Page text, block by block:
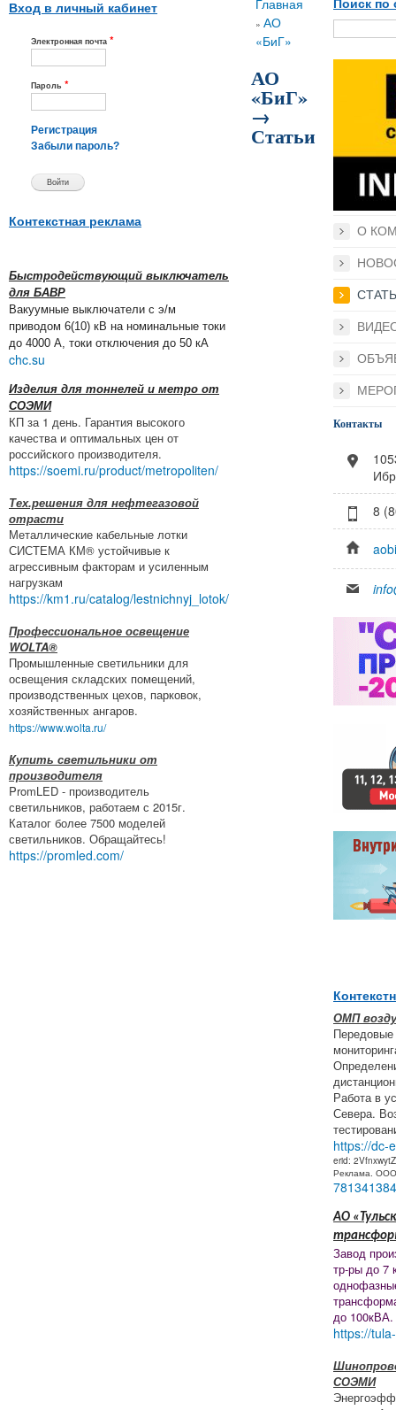
Вход в личный кабинет
Электронная почта *
Пароль *
Регистрация
Забыли пароль?
Контекстная реклама
Быстродействующий выключатель
для БАВР
Вакуумные выключатели с э/м
приводом 6(10) кВ на номинальные токи
до 4000 А, токи отключения до 50 кА
chc.su
Изделия для тоннелей и метро от
СОЭМИ
КП за 1 день. Гарантия высокого
качества и оптимальных цен от
российского производителя.
https://soemi.ru/product/metropoliten/
Тех.решения для нефтегазовой
отрасти
Металлические кабельные лотки
СИСТЕМА КМ® устойчивые к
агрессивным факторам и усиленным
нагрузкам
https://km1.ru/catalog/lestnichnyj_lotok/
Профессиональное освещение
WOLTA®
Промышленные светильники для
освещения складских помещений,
производственных цехов, парковок,
хозяйственных ангаров.
https://www.wolta.ru/
Купить светильники от
производителя
PromLED - производитель
светильников, работаем с 2015г.
Каталог более 7500 моделей
светильников. Обращайтесь!
https://promled.com/
Вы здесь
Главная
» АО
«БиГ»
АО
«БиГ»
→
Статьи
Поиск по
О
Контакты
8
ОМП
Работа в
Севера.
https://dc-
erid:
Реклама.
АО
Завод
тр-ры до 7
до 100кВА.
https://
СОЭМИ